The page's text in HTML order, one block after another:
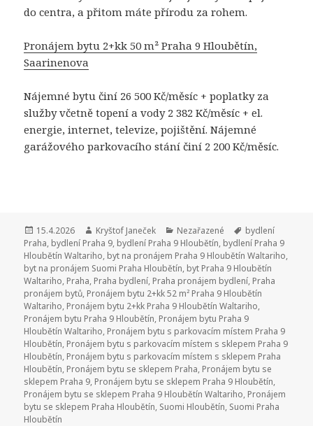
do centra, a přitom máte přírodu za rohem.
Pronájem bytu 2+kk 50 m² Praha 9 Hloubětín,
Saarinenova
Nájemné bytu činí 26 500 Kč/měsíc + poplatky za
služby včetně topení a vody 2 382 Kč/měsíc + el.
energie, internet, televize, pojištění. Nájemné
garážového parkovacího stání činí 2 200 Kč/měsíc.
Publikováno:
15.4.2026 Autor:
Kryštof Janeček Rubriky:
Nezařazené Štítky:
bydlení
Praha, bydlení Praha 9, bydlení Praha 9 Hloubětín, bydlení Praha 9
Hloubětín Waltariho, byt na pronájem Praha 9 Hloubětín Waltariho,
byt na pronájem Suomi Praha Hloubětín, byt Praha 9 Hloubětín
Waltariho, Praha, Praha bydlení, Praha pronájem bydlení, Praha
pronájem bytů, Pronájem bytu 2+kk 52 m² Praha 9 Hloubětín
Waltariho, Pronájem bytu 2+kk Praha 9 Hloubětín Waltariho,
Pronájem bytu Praha 9 Hloubětín, Pronájem bytu Praha 9
Hloubětín Waltariho, Pronájem bytu s parkovacím místem Praha 9
Hloubětín, Pronájem bytu s parkovacím místem s sklepem Praha 9
Hloubětín, Pronájem bytu s parkovacím místem s sklepem Praha
Hloubětín, Pronájem bytu se sklepem Praha, Pronájem bytu se
sklepem Praha 9, Pronájem bytu se sklepem Praha 9 Hloubětín,
Pronájem bytu se sklepem Praha 9 Hloubětín Waltariho, Pronájem
bytu se sklepem Praha Hloubětín, Suomi Hloubětín, Suomi Praha
Hloubětín